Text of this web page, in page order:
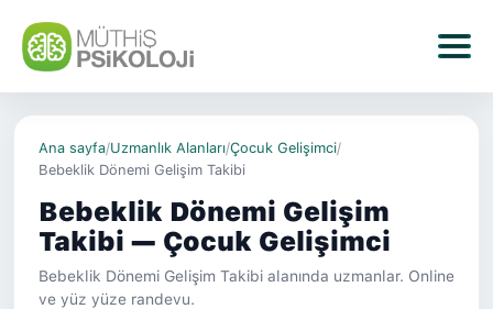
Ana sayfa/Uzmanlık Alanları/Çocuk Gelişimci/
Bebeklik Dönemi Gelişim Takibi
Bebeklik Dönemi Gelişim
Takibi — Çocuk Gelişimci
Bebeklik Dönemi Gelişim Takibi alanında uzmanlar. Online
ve yüz yüze randevu.